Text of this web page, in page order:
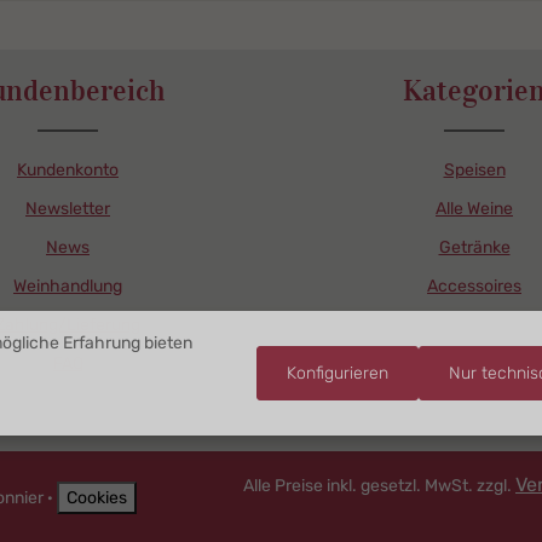
Kundenkonto
Newsletter
News
Weinhandlung
Speisen
Alle Weine
Getränke
Accessoires
· Cookies
Alle Preise inkl. gesetzl. MwSt. zzgl.
Erfahrung bieten
Nur
Konfigurieren